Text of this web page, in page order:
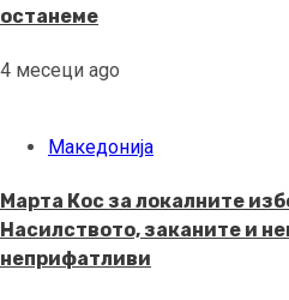
останеме
4 месеци ago
Македонија
Марта Кос за локалните
Насилството, заканите и
неприфатливи